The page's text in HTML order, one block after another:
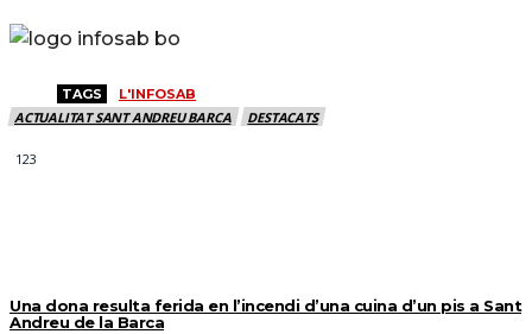
TAGS L'INFOSAB
ACTUALITAT SANT ANDREU BARCA DESTACATS
123
Una dona resulta ferida en l’incendi d’una cuina d’un pis a Sant
Andreu de la Barca